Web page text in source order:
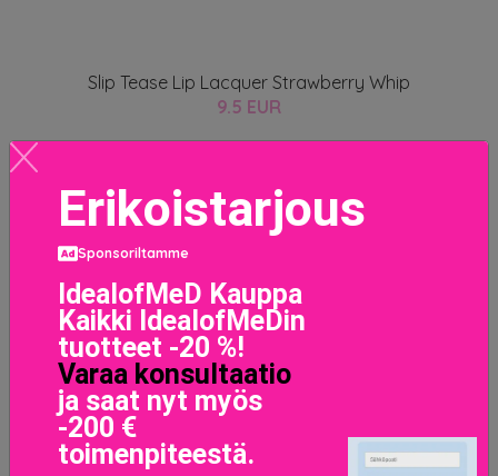
Slip Tease Lip Lacquer Strawberry Whip
9.5 EUR
Erikoistarjous
Sponsoriltamme
IdealofMeD Kauppa
Kaikki IdealofMeDin
tuotteet -20 %!
Varaa konsultaatio
ja saat nyt myös
-200 €
toimenpiteestä.